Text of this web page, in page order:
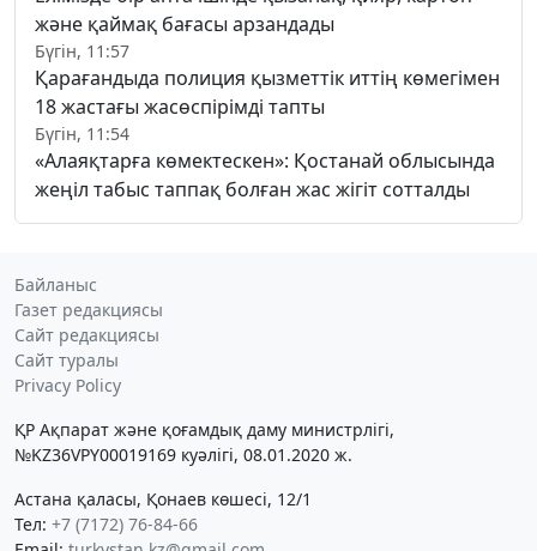
және қаймақ бағасы арзандады
Бүгін, 11:57
Қарағандыда полиция қызметтік иттің көмегімен
18 жастағы жасөспірімді тапты
Бүгін, 11:54
«Алаяқтарға көмектескен»: Қостанай облысында
жеңіл табыс таппақ болған жас жігіт сотталды
Байланыс
Газет редакциясы
Сайт редакциясы
Сайт туралы
Privacy Policy
ҚР Ақпарат және қоғамдық даму министрлігі,
№KZ36VPY00019169 куәлігі, 08.01.2020 ж.
Астана қаласы, Қонаев көшесі, 12/1
Тел: +7 (7172) 76-84-66